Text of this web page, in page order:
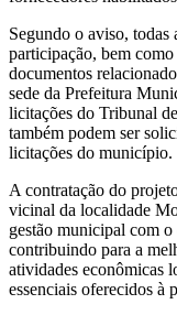
Segundo o aviso, todas
participação, bem
documentos
sede da Prefeitura
licitações do Tribunal
também podem ser
licitações do município.
A contratação do
vicinal da localidade
gestão municipal com
contribuindo para a
atividades econômicas
essenciais oferecidos à